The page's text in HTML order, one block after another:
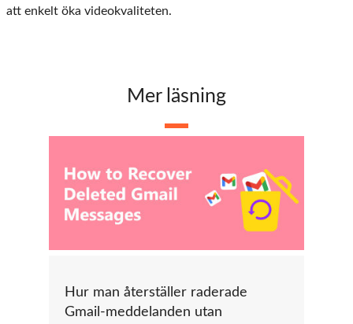
att enkelt öka videokvaliteten.
Mer läsning
Hur man återställer raderade
Gmail-meddelanden utan